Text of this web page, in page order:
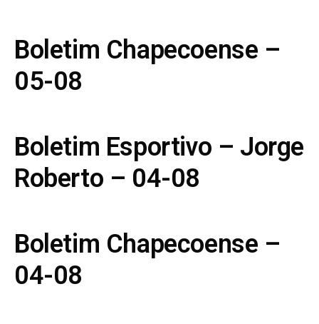
Boletim Chapecoense –
05-08
Boletim Esportivo – Jorge
Roberto – 04-08
Boletim Chapecoense –
04-08